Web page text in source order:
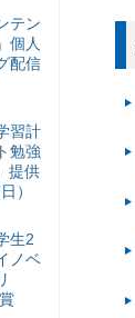
テン
個人
配信
習計
勉強
提供
）
生2
ノベ